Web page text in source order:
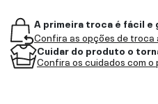
A primeira troca é fácil e
Confira as opções de troca
Cuidar do produto o
Confira os cuidados com o